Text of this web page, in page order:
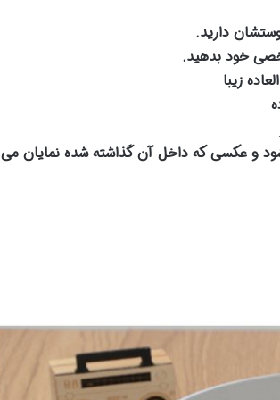
دارید.
خود بدهید.
زیبا
و عکسی که داخل آن گذاشته شده نمایان می